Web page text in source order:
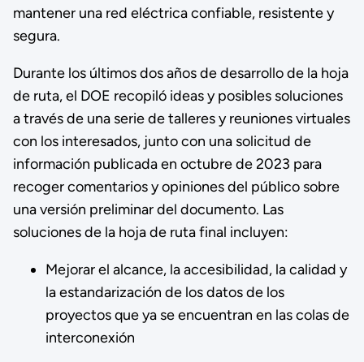
mantener una red eléctrica confiable, resistente y
segura.
Durante los últimos dos años de desarrollo de la hoja
de ruta, el DOE recopiló ideas y posibles soluciones
a través de una serie de talleres y reuniones virtuales
con los interesados, junto con una solicitud de
información publicada en octubre de 2023 para
recoger comentarios y opiniones del público sobre
una versión preliminar del documento. Las
soluciones de la hoja de ruta final incluyen:
Mejorar el alcance, la accesibilidad, la calidad y
la estandarización de los datos de los
proyectos que ya se encuentran en las colas de
interconexión